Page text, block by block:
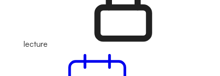
lecture